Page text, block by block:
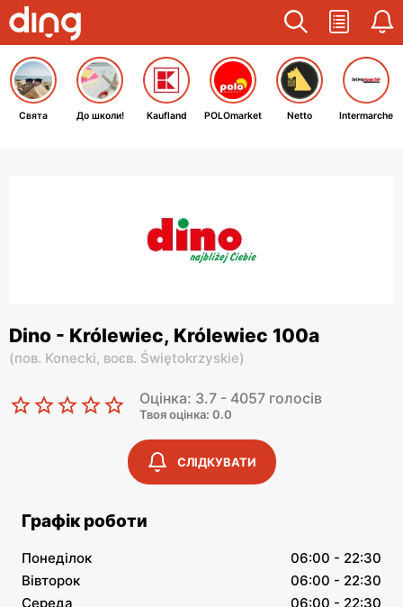
Свята До школи! Kaufland POLOmarket Netto Intermarche
Dino - Królewiec, Królewiec 100a
(пов. Konecki, воєв. Świętokrzyskie)
Оцінка: 3.7 - 4057 голосів
Твоя оцінка: 0.0
СЛІДКУВАТИ
Графік роботи
Понеділок
06:00 - 22:30
Вівторок
06:00 - 22:30
Середа
06:00 - 22:30